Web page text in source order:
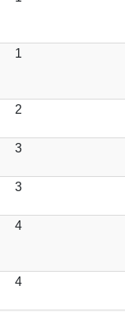
1
2
3
3
4
4